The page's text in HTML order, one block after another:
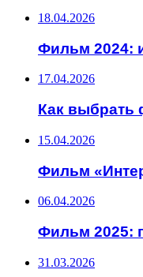
18.04.2026
Фильм 2024:
17.04.2026
Как выбрать
15.04.2026
Фильм
06.04.2026
Фильм 2025:
31.03.2026